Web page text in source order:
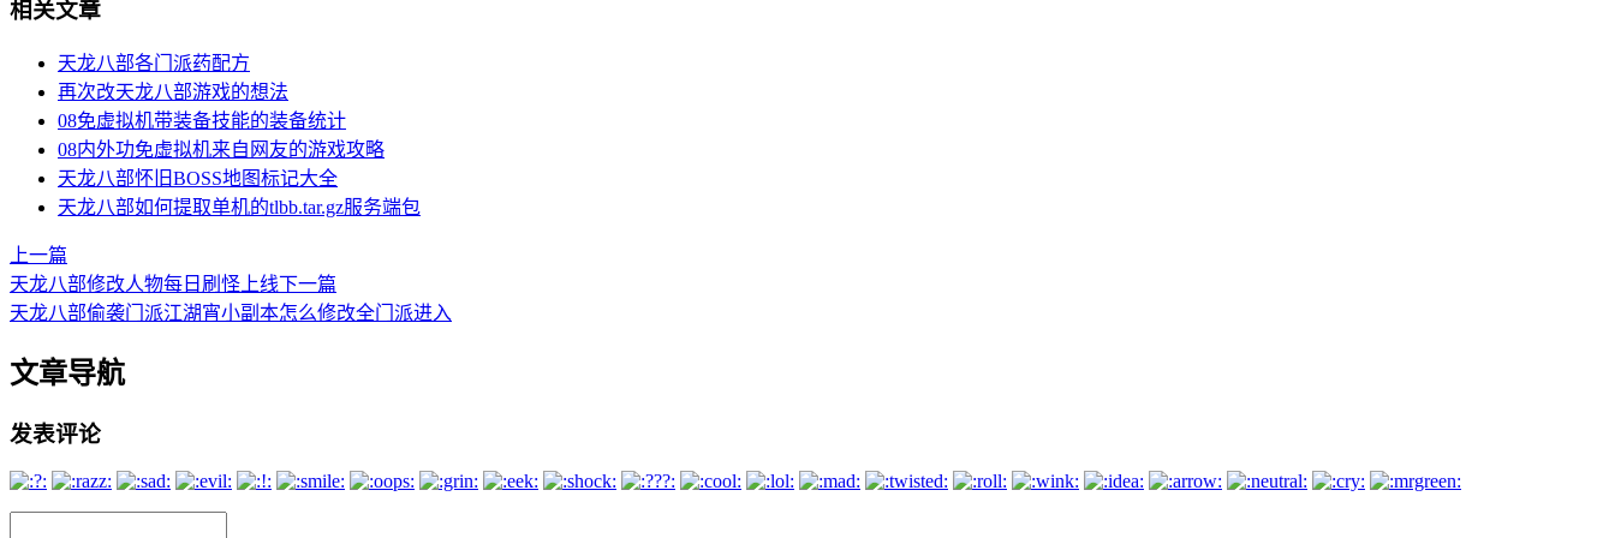
相关文章
天龙八部各门派药配方
再次改天龙八部游戏的想法
08免虚拟机带装备技能的装备统计
08内外功免虚拟机来自网友的游戏攻略
天龙八部怀旧BOSS地图标记大全
天龙八部如何提取单机的tlbb.tar.gz服务端包
上一篇
天龙八部修改人物每日刷怪上线下一篇
天龙八部偷袭门派江湖宵小副本怎么修改全门派进入
文章导航
发表评论